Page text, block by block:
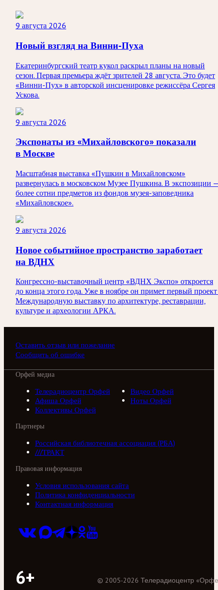
9 августа 2026
Новый взгляд на Винни-Пуха
Екатеринбургский театр кукол раскрыл планы на новый
сезон. Первая премьера ждёт зрителей 28 августа. Это будет
«Винни-Пух» в авторской инсценировке режиссёра Сергея
Ускова.
9 августа 2026
Экспонаты из «Михайловского» показали
в Москве
Масштабная выставка «Пушкин в Михайловском»
развернулась в московском Музее Пушкина. В экспозиции
более сотни предметов из фондов музея-заповедника
«Михайловское».
9 августа 2026
Новое событийное пространство заработает
на ВДНХ
Конгрессно-выставочный центр «ВДНХ Экспо» откроется
до конца этого года. Уже в ноябре он примет первый
Международную выставку по архитектуре, реставрации,
культуре и археологии АРКА.
Оставить отзыв или пожелание
Сообщить об ошибке
Орфей медиа
Телерадиоцентр Орфей
Видео Орфей
Афиша Орфей
Ноты Орфей
Коллективы Орфей
Партнеры
Российская библиотечная ассоциация (РБА)
///ТРАКТ
Правовая информация
Условия использования сайта
Политика конфиденциальности
Контактная информация
6+ © 2005-2026 Телерадиоцентр